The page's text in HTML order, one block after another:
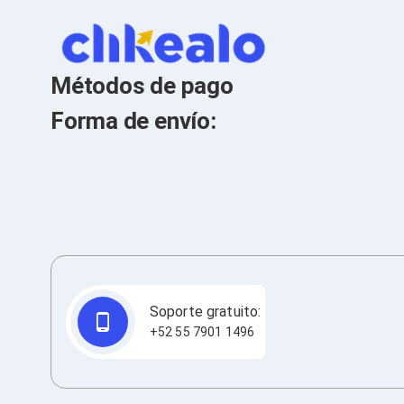
Cables Coaxiales
Accesorios para Cables
Jacks de Red
Conectores
Tapas y Cajas
Herramientas para Cables
Pinzas Ponchadoras
Sujetadores de Cables
Cinchos
Adaptadores PC
Adaptadores PC USB
Adaptadores PC Serial
Adaptadores PC IDE
Métodos de pago
Forma de envío:
Soporte gratuito:
+52 55 7901 1496